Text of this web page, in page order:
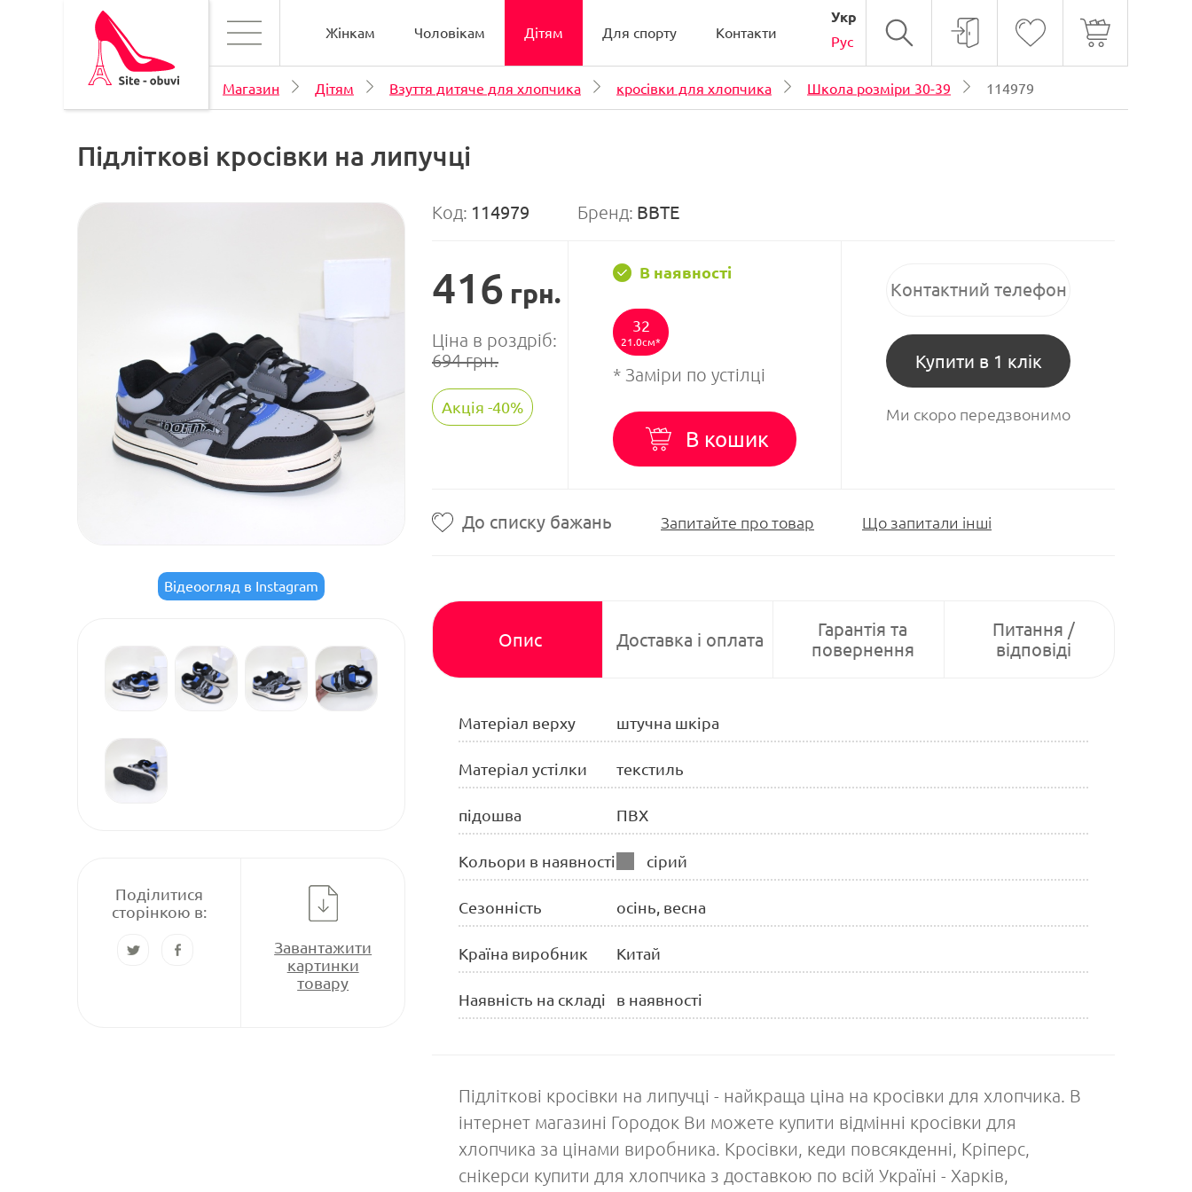
Жінкам Чоловікам Дітям Для спорту Контакти
Укр
Рус
Магазин Дітям Взуття дитяче для хлопчика кросівки для хлопчика Школа розміри 30-39 114979
Підліткові кросівки на липучці
Відеоогляд в Instagram
Поділитися
сторінкою в:
Завантажити
картинки
товару
Код: 114979 Бренд: ВВТЕ
416 грн.
Ціна в роздріб:
694грн.
Акція -40%
В наявності
32
21.0см
* Заміри по устілці
В кошик
Купити в 1 клік
Ми скоро передзвонимо
До списку бажань Запитайте про товар Що запитали інші
Опис Доставка і оплата
Гарантія та
повернення
Питання /
відповіді
Матеріал верху штучна шкіра
Матеріал устілки текстиль
підошва ПВХ
Кольори в наявності сірий
Сезонність осінь, весна
Країна виробник Китай
Наявність на складі в наявності
Підліткові кросівки на липучці - найкраща ціна на кросівки для хлопчика. В
інтернет магазині Городок Ви можете купити відмінні кросівки для
хлопчика за цінами виробника. Кросівки, кеди повсякденні, Кріперс,
снікерси купити для хлопчика з доставкою по всій Україні - Харків,